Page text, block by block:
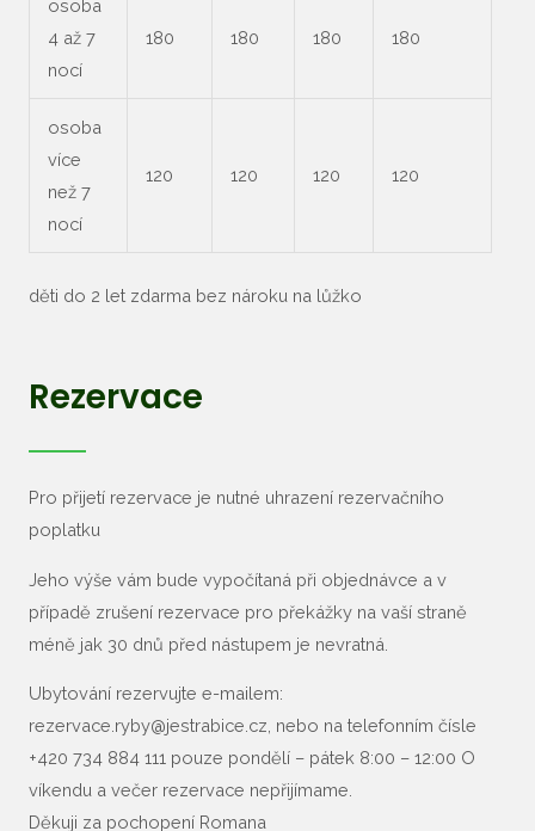
osoba
4 až 7
nocí
180 180 180 180
osoba
více
než 7
nocí
120 120 120 120
děti do 2 let zdarma bez nároku na lůžko
Rezervace
Pro přijetí rezervace je nutné uhrazení rezervačního
poplatku
Jeho výše vám bude vypočítaná při objednávce a v
případě zrušení rezervace pro překážky na vaší straně
méně jak 30 dnů před nástupem je nevratná.
Ubytování rezervujte e-mailem:
rezervace.ryby@jestrabice.cz, nebo na telefonním čísle
+420 734 884 111 pouze pondělí – pátek 8:00 – 12:00 O
víkendu a večer rezervace nepřijímame.
Děkuji za pochopení Romana